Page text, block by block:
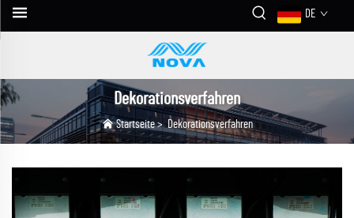
DE
Dekorationsverfahren
Startseite> Dekorationsverfahren